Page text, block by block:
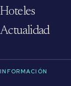
Hoteles
Actualidad
INFORMACIÓN